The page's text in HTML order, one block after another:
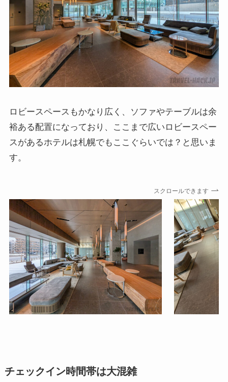
ロビースペースもかなり広く、ソファやテーブルは余
裕ある配置になっており、ここまで広いロビースペー
スがあるホテルは札幌でもここぐらいでは？と思いま
す。
スクロールできます
チェックイン時間帯は大混雑